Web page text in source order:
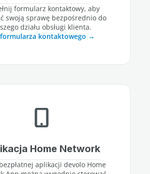
formularz kontaktowy, aby
swoją sprawę bezpośrednio do
działu obsługi klienta.
kontaktowego
Home Network
aplikacji devolo Home